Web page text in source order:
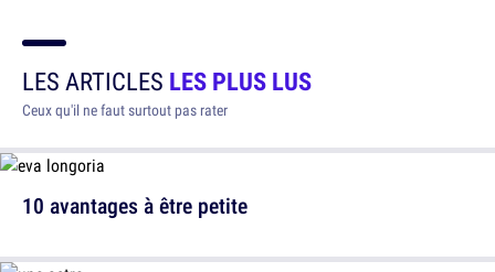
LES ARTICLES LES PLUS LUS
Ceux qu'il ne faut surtout pas rater
10 avantages à être petite